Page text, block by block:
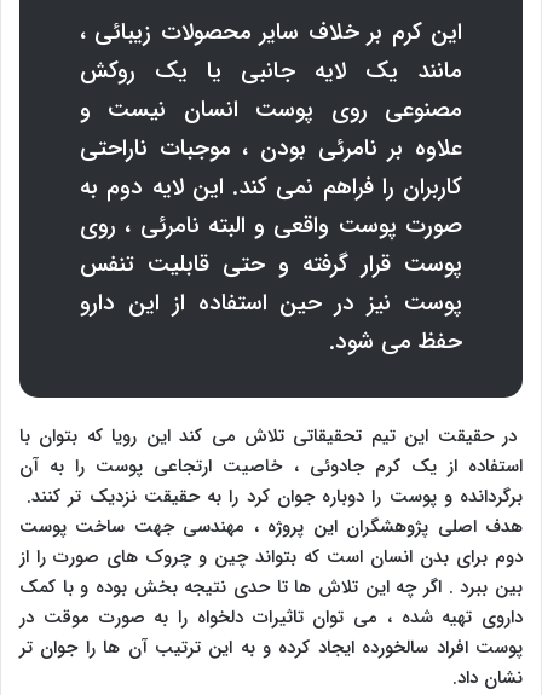
این کرم بر خلاف سایر محصولات زیبائی ،
مانند یک لایه جانبی یا یک روکش
مصنوعی روی پوست انسان نیست و
علاوه بر نامرئی بودن ، موجبات ناراحتی
کاربران را فراهم نمی کند. این لایه دوم به
صورت پوست واقعی و البته نامرئی ، روی
پوست قرار گرفته و حتی قابلیت تنفس
پوست نیز در حین استفاده از این دارو
حفظ می شود.
در حقیقت این تیم تحقیقاتی تلاش می کند این رویا که بتوان با
استفاده از یک کرم جادوئی ، خاصیت ارتجاعی پوست را به آن
برگردانده و پوست را دوباره جوان کرد را به حقیقت نزدیک تر کنند.
هدف اصلی پژوهشگران این پروژه ، مهندسی جهت ساخت پوست
دوم برای بدن انسان است که بتواند چین و چروک های صورت را از
بین ببرد . اگر چه این تلاش ها تا حدی نتیجه بخش بوده و با کمک
داروی تهیه شده ، می توان تاثیرات دلخواه را به صورت موقت در
پوست افراد سالخورده ایجاد کرده و به این ترتیب آن ها را جوان تر
نشان داد.